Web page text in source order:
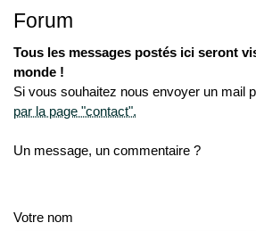
Forum
Tous les messages postés ici seront
monde !
Si vous souhaitez nous envoyer un mail
par la page "contact".
Un message, un commentaire ?
Votre nom